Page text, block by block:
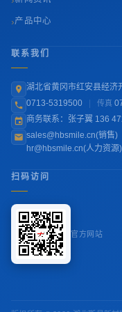
›产品中心
联系我们
湖北省黄冈市红安县经济
0713-5319500
传真
商务联系：张子翼 136
sales@hbsmile.cn(销售)
hr@hbsmile.cn(人力资源)
扫码访问
官方网站